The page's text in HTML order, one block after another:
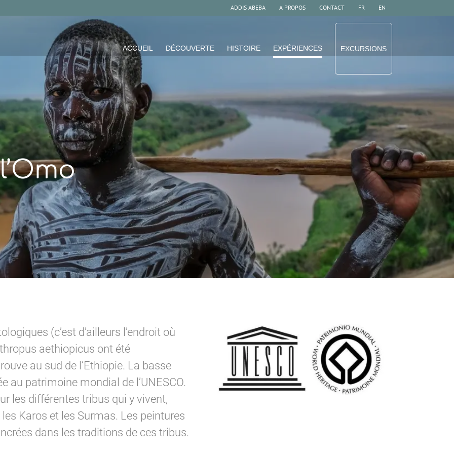
ADDIS ABEBA A PROPOS CONTACT FR EN
ACCUEIL DÉCOUVERTE HISTOIRE EXPÉRIENCES EXCURSIONS
(c’est d’ailleurs l’endroit où
aethiopicus ont été
au sud de l’Ethiopie. La basse
au patrimoine mondial de l’UNESCO.
les différentes tribus qui y vivent,
Karos et les Surmas. Les peintures
dans les traditions de ces tribus.